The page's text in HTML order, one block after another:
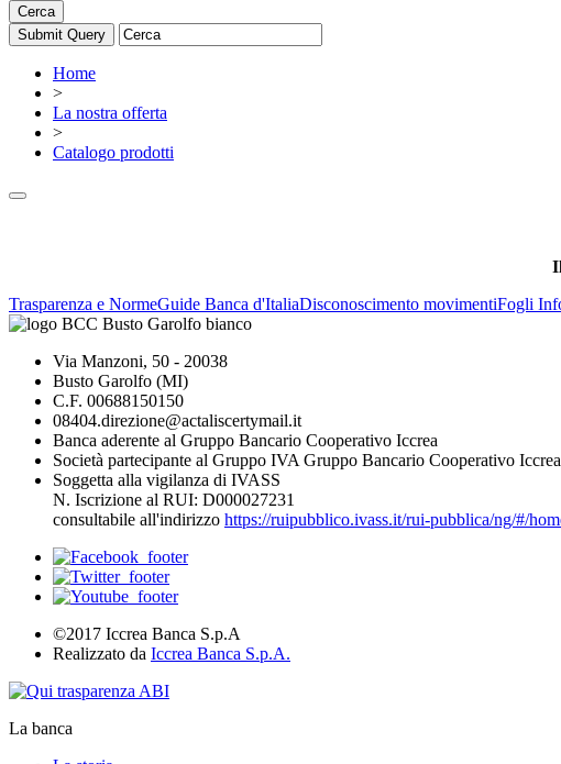
Cerca
Home
>
La nostra offerta
>
Catalogo prodotti
Trasparenza e NormeGuide Banca d'ItaliaDisconoscimento movimentiFogli
Via Manzoni, 50 - 20038
Busto Garolfo (MI)
C.F. 00688150150
08404.direzione@actaliscertymail.it
Banca aderente al Gruppo Bancario Cooperativo Iccrea
Società partecipante al Gruppo IVA Gruppo Bancario Cooperativo
Soggetta alla vigilanza di IVASS
N. Iscrizione al RUI: D000027231
consultabile all'indirizzo https://ruipubblico.ivass.it/rui-pubblica/ng/#/
©2017 Iccrea Banca S.p.A
Realizzato da Iccrea Banca S.p.A.
La banca